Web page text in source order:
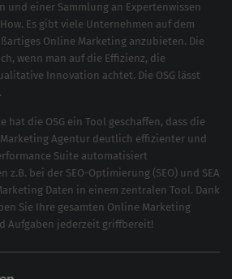
einer Sammlung an Expertenwissen
Es gibt viele Unternehmen auf dem
Online Marketing anzubieten. Die
wenn man auf die Effizienz, die
Innovation achtet. Die OSG lässt
hat die OSG ein Tool geschaffen, dass die
Agentur deutlich effizienter und
Suite automatisiert
z.B. bei der SEO-Optimierung (SEO) und SEA
Daten in einem zentralen Tool. Dank
Sie Ihre gesamten Online Marketing
Aufgaben jederzeit griffbereit!